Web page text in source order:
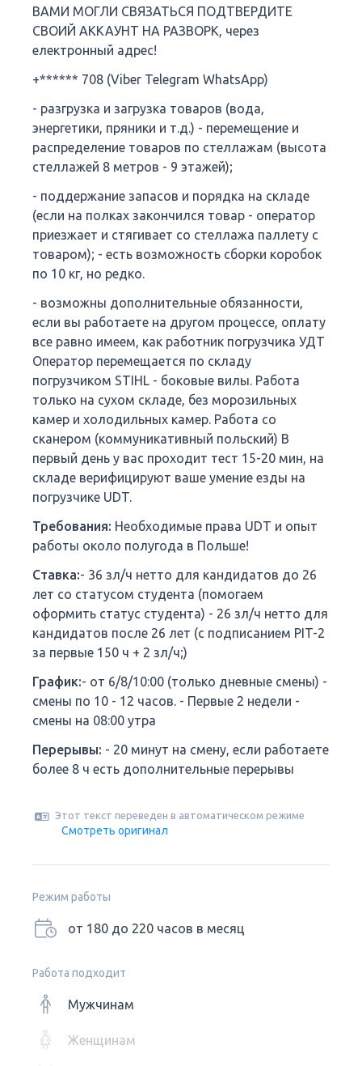
ВАМИ МОГЛИ СВЯЗАТЬСЯ ПОДТВЕРДИТЕ
СВОИЙ АККАУНТ НА РАЗВОРК, через
електронный адрес!
+****** 708 (Viber Telegram WhatsApp)
- разгрузка и загрузка товаров (вода,
энергетики, пряники и т.д.) - перемещение и
распределение товаров по стеллажам (высота
стеллажей 8 метров - 9 этажей);
- поддержание запасов и порядка на складе
(если на полках закончился товар - оператор
приезжает и стягивает со стеллажа паллету с
товаром); - есть возможность сборки коробок
по 10 кг, но редко.
- возможны дополнительные обязанности,
если вы работаете на другом процессе, оплату
все равно имеем, как работник погрузчика УДТ
Оператор перемещается по складу
погрузчиком STIHL - боковые вилы. Работа
только на сухом складе, без морозильных
камер и холодильных камер. Работа со
сканером (коммуникативный польский) В
первый день у вас проходит тест 15-20 мин, на
складе верифицируют ваше умение езды на
погрузчике UDT.
Требования: Необходимые права UDT и опыт
работы около полугода в Польше!
Ставка:- 36 зл/ч нетто для кандидатов до 26
лет со статусом студента (помогаем
оформить статус студента) - 26 зл/ч нетто для
кандидатов после 26 лет (с подписанием PIT-2
за первые 150 ч + 2 зл/ч;)
График:- от 6/8/10:00 (только дневные смены) -
смены по 10 - 12 часов. - Первые 2 недели -
смены на 08:00 утра
Перерывы: - 20 минут на смену, если работаете
более 8 ч есть дополнительные перерывы
Этот текст переведен в автоматическом режиме
Смотреть оригинал
Режим работы
от 180 до 220 часов в месяц
Работа подходит
Мужчинам
Женщинам